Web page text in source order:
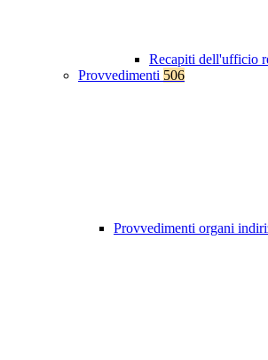
Recapiti dell'ufficio
Provvedimenti 506
Provvedimenti organi